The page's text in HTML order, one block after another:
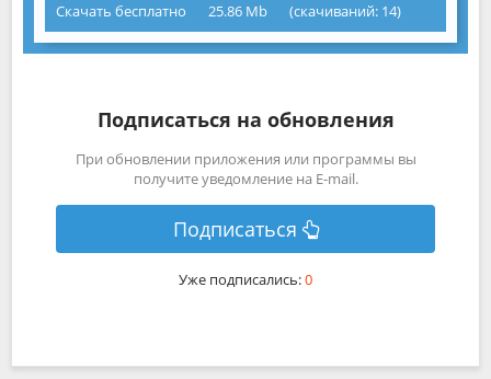
Скачать бесплатно 25.86 Mb (cкачиваний: 14)
Подписаться на обновления
При обновлении приложения или программы вы
получите уведомление на E-mail.
Подписаться
Уже подписались:0